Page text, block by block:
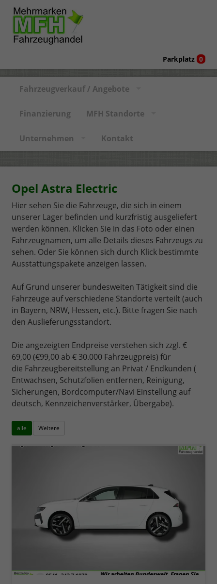
Parkplatz 0
Fahrzeugverkauf / Angebote
Finanzierung MFH Standorte
Unternehmen Kontakt
Opel Astra Electric
Hier sehen Sie die Fahrzeuge, die sich in einem
unserer Lager befinden und kurzfristig ausgeliefert
werden können. Klicken Sie in das Foto oder einen
Fahrzeugnamen, um alle Details dieses Fahrzeugs zu
sehen. Oder Sie können sich durch Klick bestimmte
Ausstattungspakete anzeigen lassen.
Auf Grund unserer bundesweiten Tätigkeit sind die
Fahrzeuge auf verschiedene Standorte verteilt (auch
in Bayern, NRW, Hessen, etc.). Bitte fragen Sie nach
den Auslieferungsstandort.
Die angezeigten Endpreise verstehen sich zzgl. €
69,00 (€99,00 ab € 30.000 Fahrzeugpreis) für
die Fahrzeugbereitstellung an Privat / Endkunden (
Entwachsen, Schutzfolien entfernen, Reinigung,
Sicherungen, Bordcomputer/Navi Einstellung auf
deutsch, Kennzeichenverstärker, Übergabe).
alle Weitere